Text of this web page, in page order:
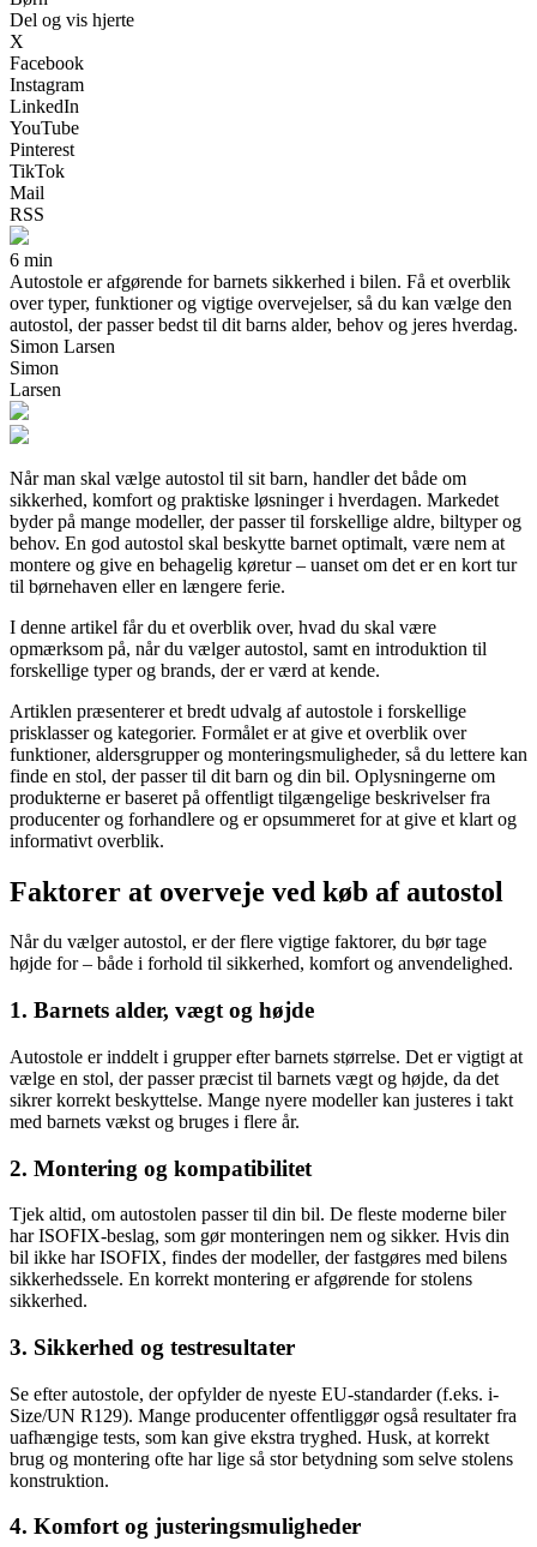
Del og vis hjerte
X
Facebook
Instagram
LinkedIn
YouTube
Pinterest
TikTok
Mail
RSS
6 min
Autostole er afgørende for barnets sikkerhed i bilen. Få et overblik
over typer, funktioner og vigtige overvejelser, så du kan vælge den
autostol, der passer bedst til dit barns alder, behov og jeres hverdag.
Simon Larsen
Simon
Larsen
Når man skal vælge autostol til sit barn, handler det både om
sikkerhed, komfort og praktiske løsninger i hverdagen. Markedet
byder på mange modeller, der passer til forskellige aldre, biltyper og
behov. En god autostol skal beskytte barnet optimalt, være nem at
montere og give en behagelig køretur – uanset om det er en kort tur
til børnehaven eller en længere ferie.
I denne artikel får du et overblik over, hvad du skal være
opmærksom på, når du vælger autostol, samt en introduktion til
forskellige typer og brands, der er værd at kende.
Artiklen præsenterer et bredt udvalg af autostole i forskellige
prisklasser og kategorier. Formålet er at give et overblik over
funktioner, aldersgrupper og monteringsmuligheder, så du lettere kan
finde en stol, der passer til dit barn og din bil. Oplysningerne om
produkterne er baseret på offentligt tilgængelige beskrivelser fra
producenter og forhandlere og er opsummeret for at give et klart og
informativt overblik.
Faktorer at overveje ved køb af autostol
Når du vælger autostol, er der flere vigtige faktorer, du bør tage
højde for – både i forhold til sikkerhed, komfort og anvendelighed.
1. Barnets alder, vægt og højde
Autostole er inddelt i grupper efter barnets størrelse. Det er vigtigt at
vælge en stol, der passer præcist til barnets vægt og højde, da det
sikrer korrekt beskyttelse. Mange nyere modeller kan justeres i takt
med barnets vækst og bruges i flere år.
2. Montering og kompatibilitet
Tjek altid, om autostolen passer til din bil. De fleste moderne biler
har ISOFIX-beslag, som gør monteringen nem og sikker. Hvis din
bil ikke har ISOFIX, findes der modeller, der fastgøres med bilens
sikkerhedssele. En korrekt montering er afgørende for stolens
sikkerhed.
3. Sikkerhed og testresultater
Se efter autostole, der opfylder de nyeste EU-standarder (f.eks. i-
Size/UN R129). Mange producenter offentliggør også resultater fra
uafhængige tests, som kan give ekstra tryghed. Husk, at korrekt
brug og montering ofte har lige så stor betydning som selve stolens
konstruktion.
4. Komfort og justeringsmuligheder